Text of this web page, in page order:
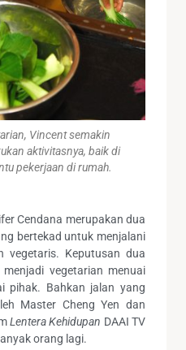
Vincent semakin
aktivitasnya, baik di
pekerjaan di rumah.
Cendana merupakan dua
bertekad untuk menjalani
vegetaris. Keputusan dua
vegetarian menuai
pihak. Bahkan jalan yang
Master Cheng Yen dan
Lentera Kehidupan DAAI TV
orang lagi.